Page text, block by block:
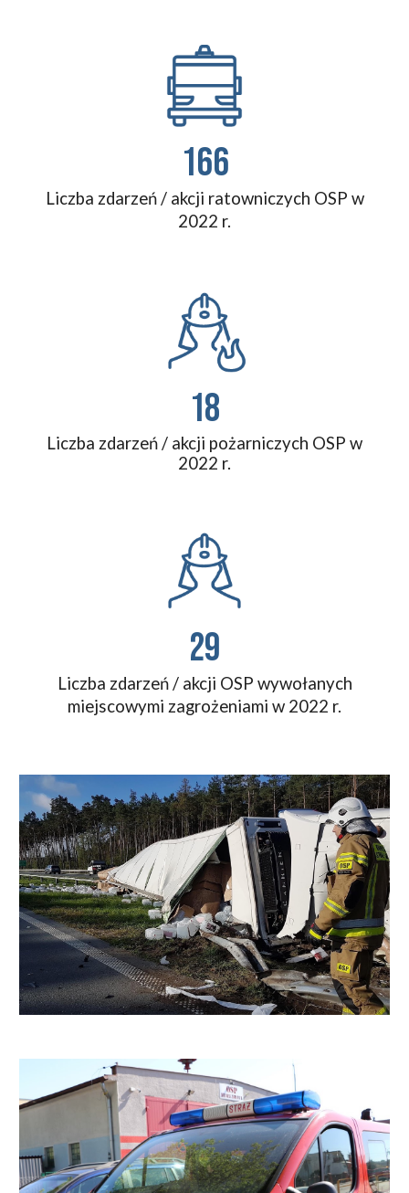
166
Liczba zdarzeń / akcji ratowniczych OSP w
2022 r.
18
Liczba zdarzeń / akcji pożarniczych OSP w
2022 r.
29
Liczba zdarzeń / akcji OSP wywołanych
miejscowymi zagrożeniami w 2022 r.